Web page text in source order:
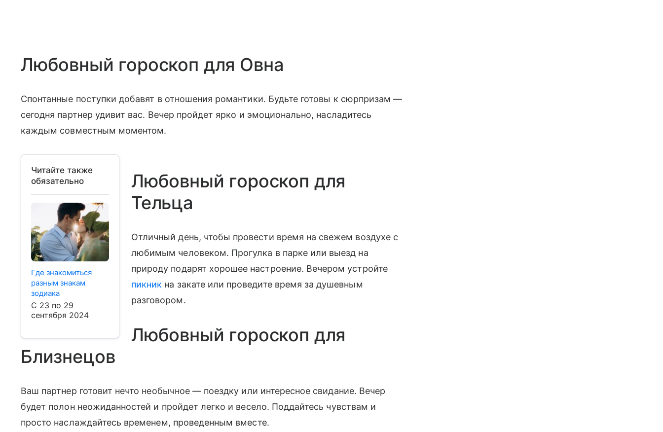
Любовный гороскоп для Овна
Спонтанные поступки добавят в отношения романтики. Будьте готовы к сюрпризам —
сегодня партнер удивит вас. Вечер пройдет ярко и эмоционально, насладитесь
каждым совместным моментом.
Читайте также
обязательно
Где знакомиться
разным знакам
зодиака
С 23 по 29
сентября 2024
Любовный гороскоп для
Тельца
Отличный день, чтобы провести время на свежем воздухе с
любимым человеком. Прогулка в парке или выезд на
природу подарят хорошее настроение. Вечером устройте
пикник на закате или проведите время за душевным
разговором.
Любовный гороскоп для
Близнецов
Ваш партнер готовит нечто необычное — поездку или интересное свидание. Вечер
будет полон неожиданностей и пройдет легко и весело. Поддайтесь чувствам и
просто наслаждайтесь временем, проведенным вместе.